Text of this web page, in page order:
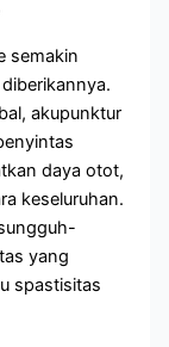
semakin
akupunktur
daya otot,
keseluruhan.
yang
spastisitas